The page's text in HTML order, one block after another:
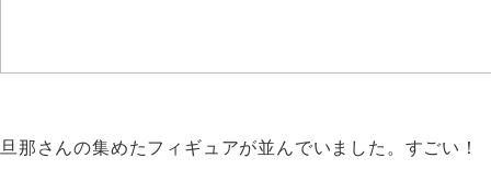
旦那さんの集めたフィギュアが並んでいました。すごい！